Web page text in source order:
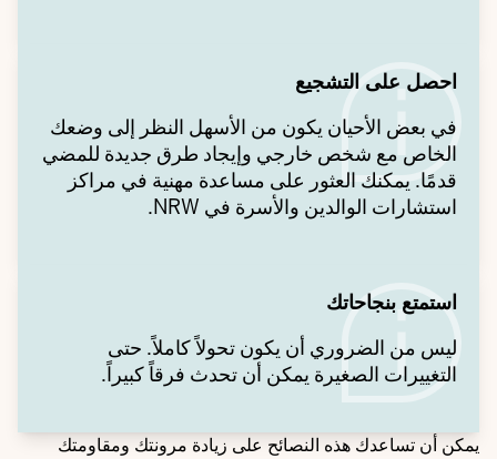
احصل على التشجيع
في بعض الأحيان يكون من الأسهل النظر إلى وضعك
الخاص مع شخص خارجي وإيجاد طرق جديدة للمضي
قدمًا. يمكنك العثور على مساعدة مهنية في مراكز
استشارات الوالدين والأسرة في NRW.
استمتع بنجاحاتك
ليس من الضروري أن يكون تحولاً كاملاً. حتى
التغييرات الصغيرة يمكن أن تحدث فرقاً كبيراً.
يمكن أن تساعدك هذه النصائح على زيادة مرونتك ومقاومتك